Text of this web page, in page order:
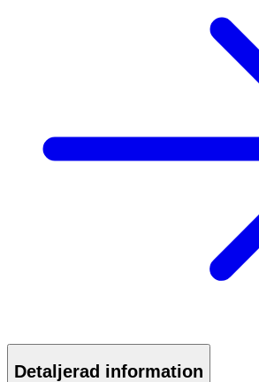
Detaljerad information